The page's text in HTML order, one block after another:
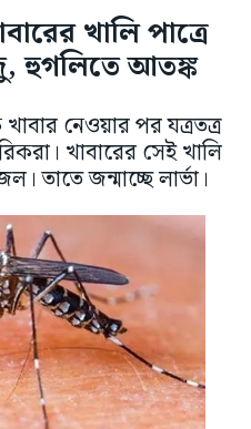
খালি পাত্রে
হুগলিতে আতঙ্ক
নেওয়ার পর যত্রতত্র
খাবারের সেই খালি
তাতে জন্মাচ্ছে লার্ভা।